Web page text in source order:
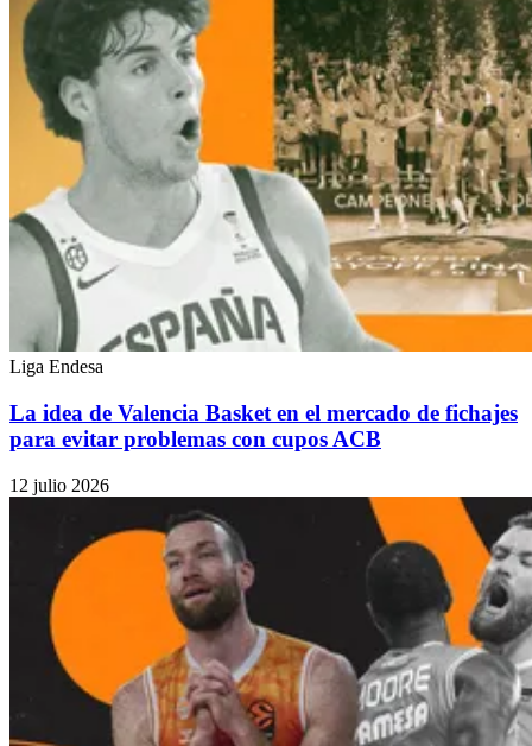
Liga Endesa
La idea de Valencia Basket en el mercado de fichajes
para evitar problemas con cupos ACB
12 julio 2026